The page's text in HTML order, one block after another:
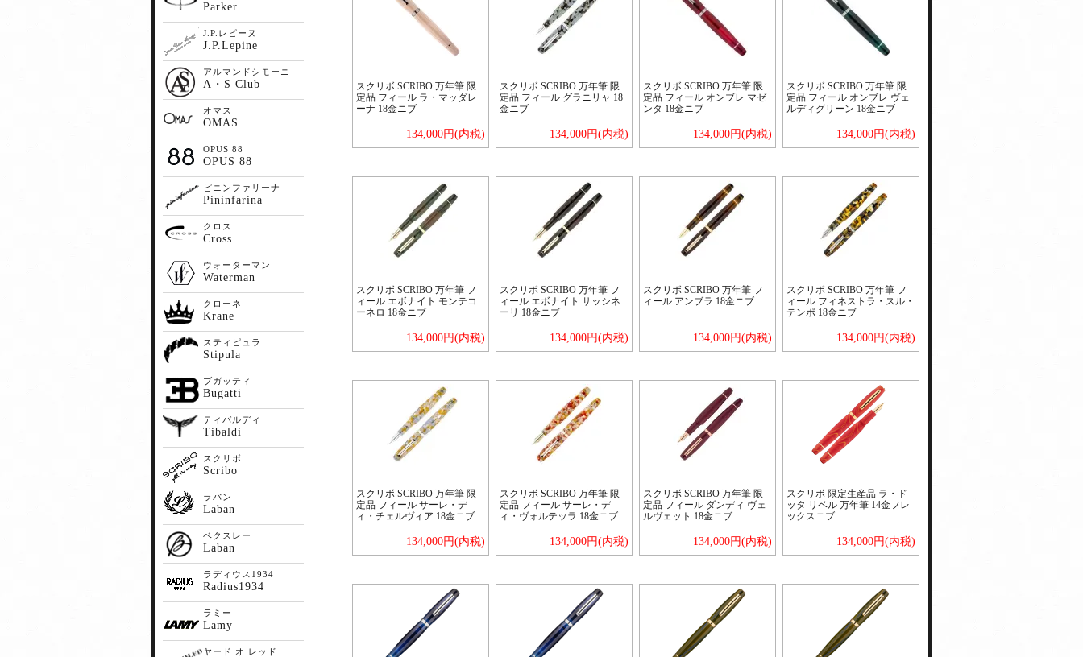
スクリボ SCRIBO 万年筆 限
定品 フィール ラ・マッダレ
ーナ 18金ニブ
134,000円(内税)
スクリボ SCRIBO 万年筆 限
定品 フィール グラニリャ 18
金ニブ
134,000円(内税)
スクリボ SCRIBO 万年筆 限
定品 フィール オンブレ マゼ
ンタ 18金ニブ
134,000円(内税)
スクリボ SCRIBO 万年筆 限
定品 フィール オンブレ ヴェ
ルディグリーン 18金ニブ
134,000円(内税)
スクリボ SCRIBO 万年筆 フ
ィール エボナイト モンテコ
ーネロ 18金ニブ
134,000円(内税)
スクリボ SCRIBO 万年筆 フ
ィール エボナイト サッシネ
ーリ 18金ニブ
134,000円(内税)
スクリボ SCRIBO 万年筆 フ
ィール アンブラ 18金ニブ
134,000円(内税)
スクリボ SCRIBO 万年筆 フ
ィール フィネストラ・スル・
テンポ 18金ニブ
134,000円(内税)
スクリボ SCRIBO 万年筆 限
定品 フィール サーレ・デ
ィ・チェルヴィア 18金ニブ
134,000円(内税)
スクリボ SCRIBO 万年筆 限
定品 フィール サーレ・デ
ィ・ヴォルテッラ 18金ニブ
134,000円(内税)
スクリボ SCRIBO 万年筆 限
定品 フィール ダンディ ヴェ
ルヴェット 18金ニブ
134,000円(内税)
スクリボ 限定生産品 ラ・ド
ッタ リベル 万年筆 14金フレ
ックスニブ
134,000円(内税)
Parker
J.P.レピーヌ
J.P.Lepine
アルマンドシモーニ
A・S Club
オマス
OMAS
OPUS 88
OPUS 88
ピニンファリーナ
Pininfarina
クロス
Cross
ウォーターマン
Waterman
クローネ
Krane
スティピュラ
Stipula
ブガッティ
Bugatti
ティバルディ
Tibaldi
スクリボ
Scribo
ラバン
Laban
ベクスレー
Laban
ラディウス1934
Radius1934
ラミー
Lamy
ヤード オ レッド